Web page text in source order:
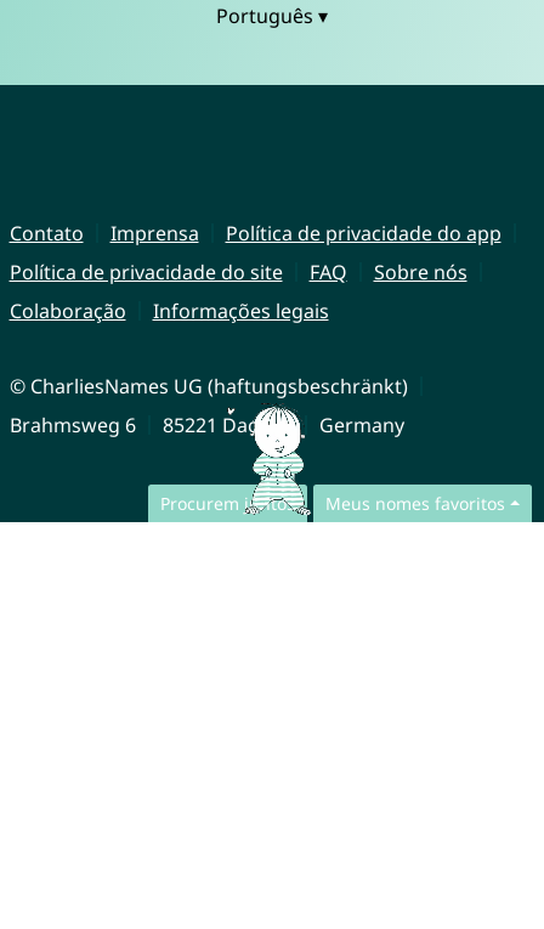
Procurem juntos Meus nomes favoritos
Português ▾
Contato Imprensa
Política de privacidade do app
Política de privacidade do site
FAQ
Sobre nós
Colaboração
Informações legais
© CharliesNames UG (haftungsbeschränkt)
Brahmsweg 6
85221 Dachau Germany